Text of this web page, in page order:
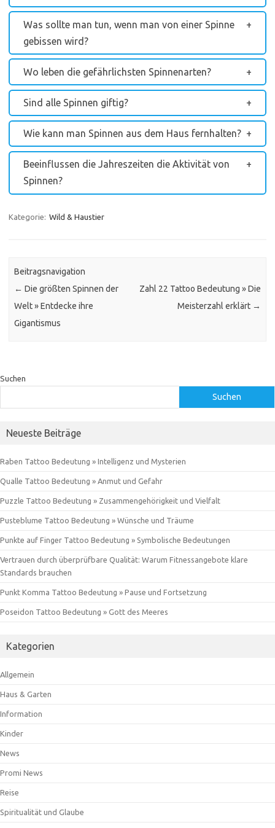
Was sollte man tun, wenn man von einer Spinne
gebissen wird?
Wo leben die gefährlichsten Spinnenarten?
Sind alle Spinnen giftig?
Wie kann man Spinnen aus dem Haus fernhalten?
Beeinflussen die Jahreszeiten die Aktivität von
Spinnen?
Kategorie: Wild & Haustier
Beitragsnavigation
← Die größten Spinnen der
Welt » Entdecke ihre
Gigantismus
Zahl 22 Tattoo Bedeutung » Die
Meisterzahl erklärt →
Suchen
Suchen
Neueste Beiträge
Raben Tattoo Bedeutung » Intelligenz und Mysterien
Qualle Tattoo Bedeutung » Anmut und Gefahr
Puzzle Tattoo Bedeutung » Zusammengehörigkeit und Vielfalt
Pusteblume Tattoo Bedeutung » Wünsche und Träume
Punkte auf Finger Tattoo Bedeutung » Symbolische Bedeutungen
Vertrauen durch überprüfbare Qualität: Warum Fitnessangebote klare
Standards brauchen
Punkt Komma Tattoo Bedeutung » Pause und Fortsetzung
Poseidon Tattoo Bedeutung » Gott des Meeres
Kategorien
Allgemein
Haus & Garten
Information
Kinder
News
Promi News
Reise
Spiritualität und Glaube